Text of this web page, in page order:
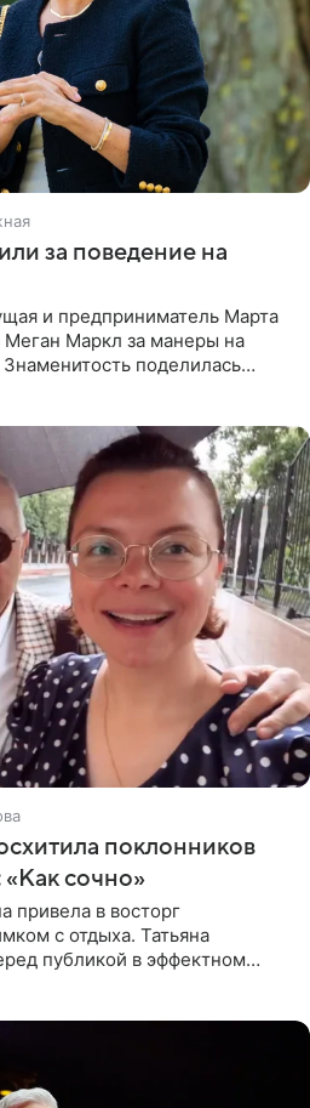
за поведение на
и предприниматель Марта
Меган Маркл за манеры на
поделилась
поклонников
«Как сочно»
привела в восторг
с отдыха. Татьяна
публикой в эффектном